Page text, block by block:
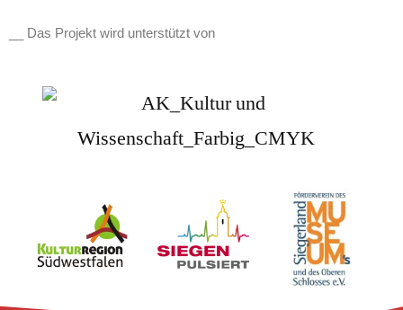
__ Das Projekt wird unterstützt von